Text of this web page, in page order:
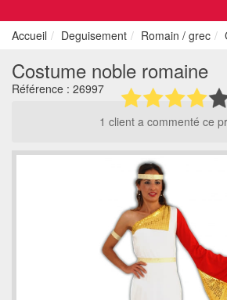
Accueil Deguisement Romain / grec
Costume noble romaine
Référence : 26997
1 client a commenté ce